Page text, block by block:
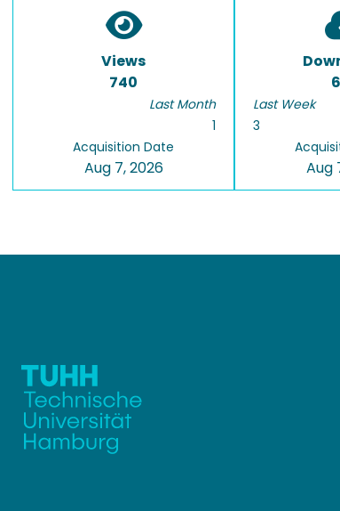
Views
740
Last Month
1
Acquisition Date
Aug 7, 2026
Last Week
3
Aug